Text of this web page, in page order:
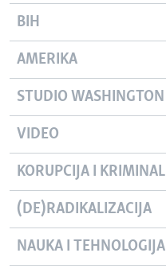
BIH
AMERIKA
STUDIO WASHINGTON
VIDEO
KORUPCIJA I KRIMINAL
(DE)RADIKALIZACIJA
NAUKA I TEHNOLOGIJA